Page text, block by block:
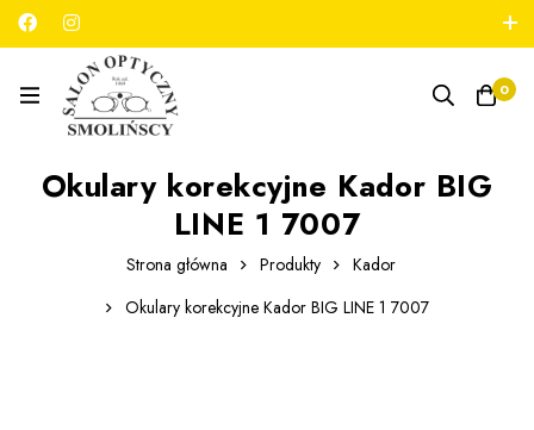
789 180 706
0
Okulary korekcyjne Kador BIG
LINE 1 7007
Strona główna Produkty
Kador
Okulary korekcyjne Kador BIG LINE 1 7007